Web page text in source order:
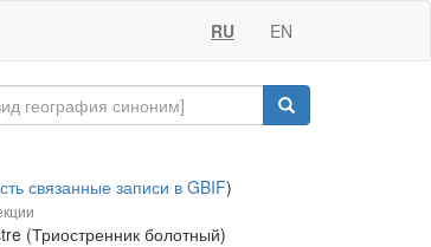
RU EN
связанные записи в GBIF)
(Триостренник болотный)